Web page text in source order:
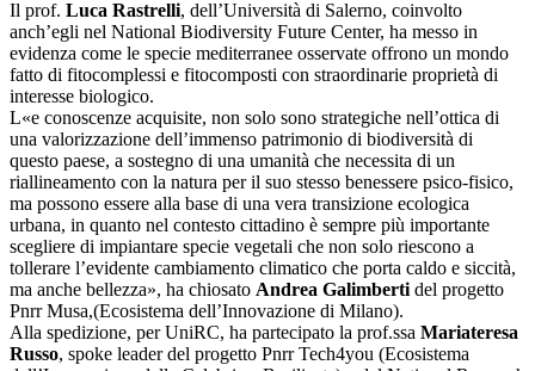
Il prof. Luca Rastrelli, dell’Università di Salerno, coinvolto
anch’egli nel National Biodiversity Future Center, ha messo in
evidenza come le specie mediterranee osservate offrono un mondo
fatto di fitocomplessi e fitocomposti con straordinarie proprietà di
interesse biologico.
L«e conoscenze acquisite, non solo sono strategiche nell’ottica di
una valorizzazione dell’immenso patrimonio di biodiversità di
questo paese, a sostegno di una umanità che necessita di un
riallineamento con la natura per il suo stesso benessere psico-fisico,
ma possono essere alla base di una vera transizione ecologica
urbana, in quanto nel contesto cittadino è sempre più importante
scegliere di impiantare specie vegetali che non solo riescono a
tollerare l’evidente cambiamento climatico che porta caldo e siccità,
ma anche bellezza», ha chiosato Andrea Galimberti del progetto
Pnrr Musa,(Ecosistema dell’Innovazione di Milano).
Alla spedizione, per UniRC, ha partecipato la prof.ssa Mariateresa
Russo, spoke leader del progetto Pnrr Tech4you (Ecosistema